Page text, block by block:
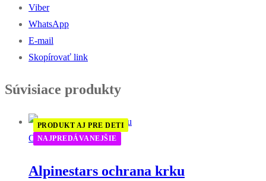
Viber
WhatsApp
E-mail
Skopírovať link
Súvisiace produkty
Ochrana krku
PRODUKT AJ PRE DETI
NAJPREDÁVANEJŠIE
Alpinestars ochrana krku